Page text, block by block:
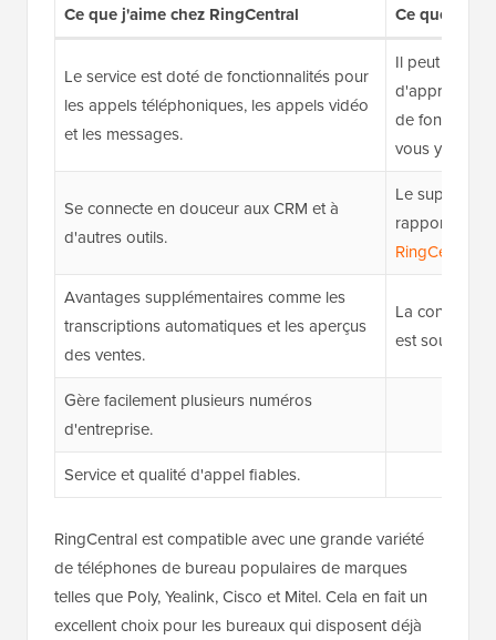
Ce que j'aime chez RingCentral Ce que je
Le service est doté de fonctionnalités pour
les appels téléphoniques, les appels vidéo
et les messages.
Il peut y
de
vous y
Se connecte en douceur aux CRM et à
d'autres outils.
Le support
rapport à
RingCentral
Avantages supplémentaires comme les
transcriptions automatiques et les aperçus
des ventes.
La
est souvent
Gère facilement plusieurs numéros
d'entreprise.
Service et qualité d'appel fiables.
RingCentral est compatible avec une grande variété
de téléphones de bureau populaires de marques
telles que Poly, Yealink, Cisco et Mitel. Cela en fait un
excellent choix pour les bureaux qui disposent déjà